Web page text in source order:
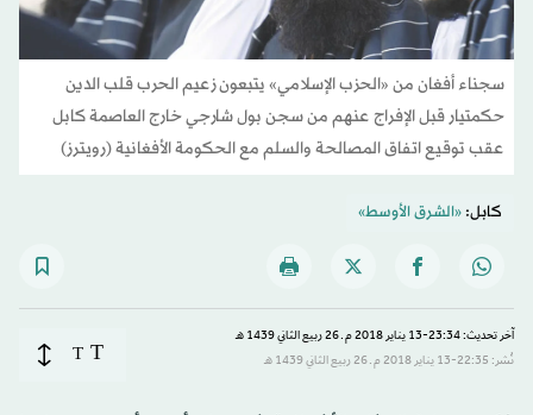
سجناء أفغان من «الحزب الإسلامي» يتبعون زعيم الحرب قلب الدين
حكمتيار قبل الإفراج عنهم من سجن بول شارجي خارج العاصمة كابل
عقب توقيع اتفاق المصالحة والسلم مع الحكومة الأفغانية (رويترز)
كابل:«الشرق الأوسط»
آخر تحديث: 23:34-13 يناير 2018 م ـ 26 ربيع الثاني 1439 هـ
نُشر: 22:35-13 يناير 2018 م ـ 26 ربيع الثاني 1439 هـ
T
T